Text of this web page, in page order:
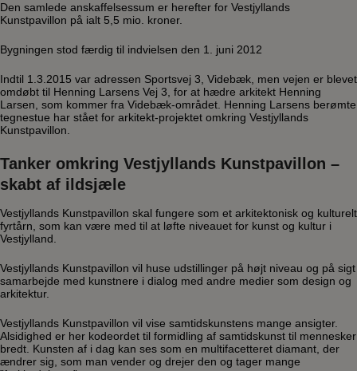
Den samlede anskaffelsessum er herefter for Vestjyllands
Kunstpavillon på ialt 5,5 mio. kroner.
Bygningen stod færdig til indvielsen den 1. juni 2012
Indtil 1.3.2015 var adressen Sportsvej 3, Videbæk, men vejen er blevet
omdøbt til Henning Larsens Vej 3, for at hædre arkitekt Henning
Larsen, som kommer fra Videbæk-området. Henning Larsens berømte
tegnestue har stået for arkitekt-projektet omkring Vestjyllands
Kunstpavillon.
Tanker omkring Vestjyllands Kunstpavillon –
skabt af ildsjæle
Vestjyllands Kunstpavillon skal fungere som et arkitektonisk og kulturelt
fyrtårn, som kan være med til at løfte niveauet for kunst og kultur i
Vestjylland.
Vestjyllands Kunstpavillon vil huse udstillinger på højt niveau og på sigt
samarbejde med kunstnere i dialog med andre medier som design og
arkitektur.
Vestjyllands Kunstpavillon vil vise samtidskunstens mange ansigter.
Alsidighed er her kodeordet til formidling af samtidskunst til mennesker
bredt. Kunsten af i dag kan ses som en multifacetteret diamant, der
ændrer sig, som man vender og drejer den og tager mange